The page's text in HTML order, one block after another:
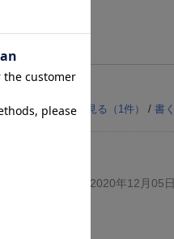
レビューを見る（ 1 件） / 書く
投稿日：2020年12月05日